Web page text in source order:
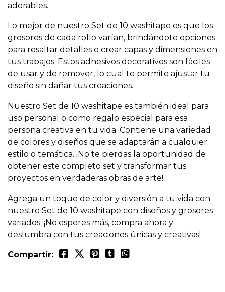
adorables.
Lo mejor de nuestro Set de 10 washitape es que los
grosores de cada rollo varían, brindándote opciones
para resaltar detalles o crear capas y dimensiones en
tus trabajos. Estos adhesivos decorativos son fáciles
de usar y de remover, lo cual te permite ajustar tu
diseño sin dañar tus creaciones.
Nuestro Set de 10 washitape es también ideal para
uso personal o como regalo especial para esa
persona creativa en tu vida. Contiene una variedad
de colores y diseños que se adaptarán a cualquier
estilo o temática. ¡No te pierdas la oportunidad de
obtener este completo set y transformar tus
proyectos en verdaderas obras de arte!
Agrega un toque de color y diversión a tu vida con
nuestro Set de 10 washitape con diseños y grosores
variados. ¡No esperes más, compra ahora y
deslumbra con tus creaciones únicas y creativas!
Compartir: